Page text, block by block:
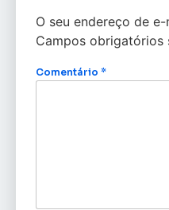
O seu endereço de
Campos obrigatórios
Comentário *